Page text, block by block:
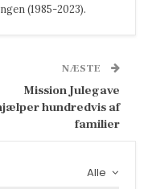
(1985-2023).
NÆSTE
Mission Julegave
hundredvis af
familier
Alle